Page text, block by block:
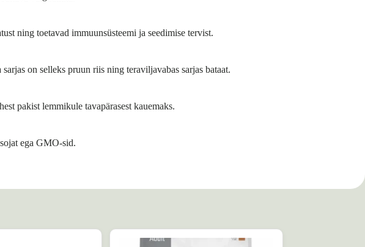
ning toetavad immuunsüsteemi ja seedimise tervist.
on selleks pruun riis ning teraviljavabas sarjas bataat.
pakist lemmikule tavapärasest kauemaks.
ega GMO-sid.